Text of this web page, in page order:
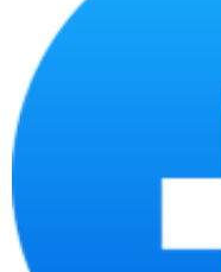
phim, nghe nhạc, lướt
mà và không bị giật lag.